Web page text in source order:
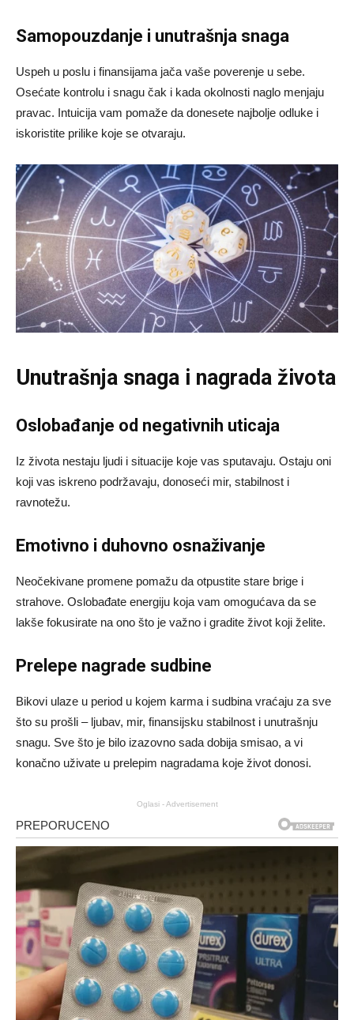
Samopouzdanje i unutrašnja snaga
Uspeh u poslu i finansijama jača vaše poverenje u sebe.
Osećate kontrolu i snagu čak i kada okolnosti naglo menjaju
pravac. Intuicija vam pomaže da donesete najbolje odluke i
iskoristite prilike koje se otvaraju.
Unutrašnja snaga i nagrada života
Oslobađanje od negativnih uticaja
Iz života nestaju ljudi i situacije koje vas sputavaju. Ostaju oni
koji vas iskreno podržavaju, donoseći mir, stabilnost i
ravnotežu.
Emotivno i duhovno osnaživanje
Neočekivane promene pomažu da otpustite stare brige i
strahove. Oslobađate energiju koja vam omogućava da se
lakše fokusirate na ono što je važno i gradite život koji želite.
Prelepe nagrade sudbine
Bikovi ulaze u period u kojem karma i sudbina vraćaju za sve
što su prošli – ljubav, mir, finansijsku stabilnost i unutrašnju
snagu. Sve što je bilo izazovno sada dobija smisao, a vi
konačno uživate u prelepim nagradama koje život donosi.
Oglasi - Advertisement